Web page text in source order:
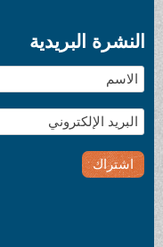
النشرة البريدية